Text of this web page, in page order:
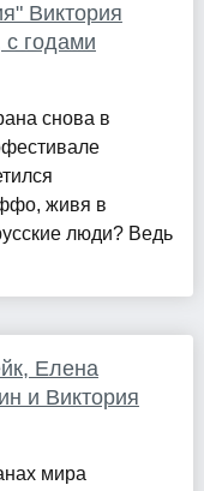
Виктория
годами
снова в
живя в
люди? Ведь
Елена
и Виктория
мира